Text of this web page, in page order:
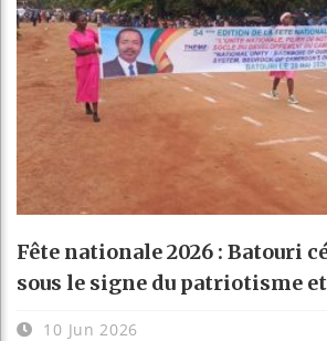
Fête nationale 2026 : Batouri
sous le signe du patriotisme
10 Jun 2026